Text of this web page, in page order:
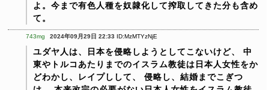
よ。今まで有色人種を奴隷化して搾取してきた分も含め
て。
743mg 2024年09月29日 22:33 ID:MzMTYzNjE
ユダヤ人は、日本を侵略しようとしてこないけど、
中
東やトルコあたりまでのイスラム教徒は日本人女性をか
どわかし、レイプしして、
侵略し、結婚までこぎつ